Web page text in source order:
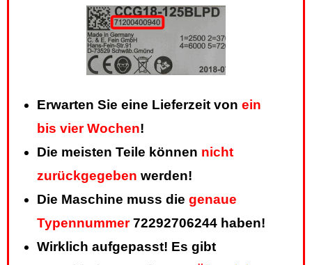
Erwarten Sie eine Lieferzeit von ein
bis vier Wochen!
Die meisten Teile können nicht
zurückgegeben werden!
Die Maschine muss die genaue
Typennummer72292706244 haben!
Wirklich aufgepasst! Es gibt